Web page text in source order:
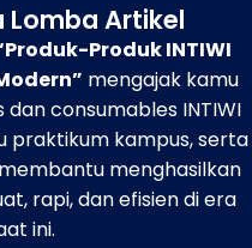
Lomba Artikel
Produk INTIWI
mengajak kamu
consumables INTIWI
praktikum kampus, serta
menghasilkan
rapi, dan efisien di era
ini.